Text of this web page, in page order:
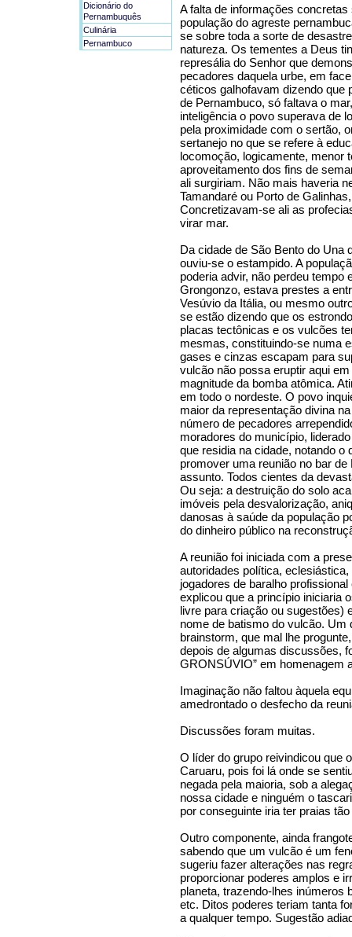
Dicionário do
Pernambuquês
Culinária
Pernambuco
A falta de informações
população do agreste
se sobre toda a sorte de
natureza. Os tementes a Deus
represália do Senhor que
pecadores daquela urbe, em
céticos galhofavam dizendo que
de Pernambuco, só faltava o
inteligência o povo superava de
pela proximidade com o sertão,
sertanejo no que se refere à
locomoção, logicamente, menor
aproveitamento dos fins de
ali surgiriam. Não mais haveria
Tamandaré ou Porto de
Concretizavam-se ali as
virar mar.
Da cidade de São Bento do Una
ouviu-se o estampido. A
poderia advir, não perdeu tempo
Grongonzo, estava prestes a
Vesúvio da Itália, ou mesmo
se estão dizendo que os
placas tectônicas e os vulcões
mesmas, constituindo-se numa
gases e cinzas escapam para
vulcão não possa eruptir aqui
magnitude da bomba atômica.
em todo o nordeste. O povo
maior da representação divina
número de pecadores
moradores do município,
que residia na cidade, notando o
promover uma reunião no bar
assunto. Todos cientes da
Ou seja: a destruição do solo
imóveis pela desvalorização,
danosas à saúde da população
do dinheiro público na
A reunião foi iniciada com a
autoridades política,
jogadores de baralho
explicou que a princípio iniciaria
livre para criação ou sugestões)
nome de batismo do vulcão. Um
brainstorm, que mal lhe
depois de algumas discussões,
GRONSÚVIO” em homenagem
Imaginação não faltou àquela
amedrontado o desfecho da
Discussões foram muitas.
O líder do grupo reivindicou que
Caruaru, pois foi lá onde se
negada pela maioria, sob a
nossa cidade e ninguém o
por conseguinte iria ter praias
Outro componente, ainda
sabendo que um vulcão é um
sugeriu fazer alterações nas
proporcionar poderes amplos e
planeta, trazendo-lhes
etc. Ditos poderes teriam tanta
a qualquer tempo. Sugestão